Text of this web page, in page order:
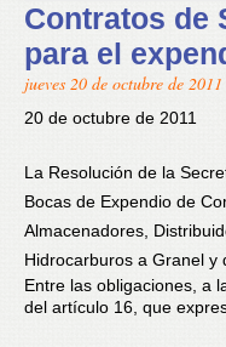
Contratos de
para el
jueves 20 de octubre de 2011
20 de octubre de 2011
La Resolución de la
Bocas de Expendio de
Almacenadores,
Hidrocarburos a Granel y
Entre las obligaciones, a
del artículo 16, que